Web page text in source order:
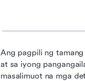
Ang pagpili ng
at sa iyong
masalimuot na mga